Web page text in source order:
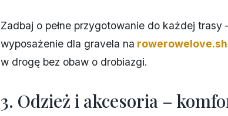
Zadbaj o pełne przygotowanie do każdej
wyposażenie dla gravela na
w drogę bez obaw o drobiazgi.
3. Odzież i akcesoria –